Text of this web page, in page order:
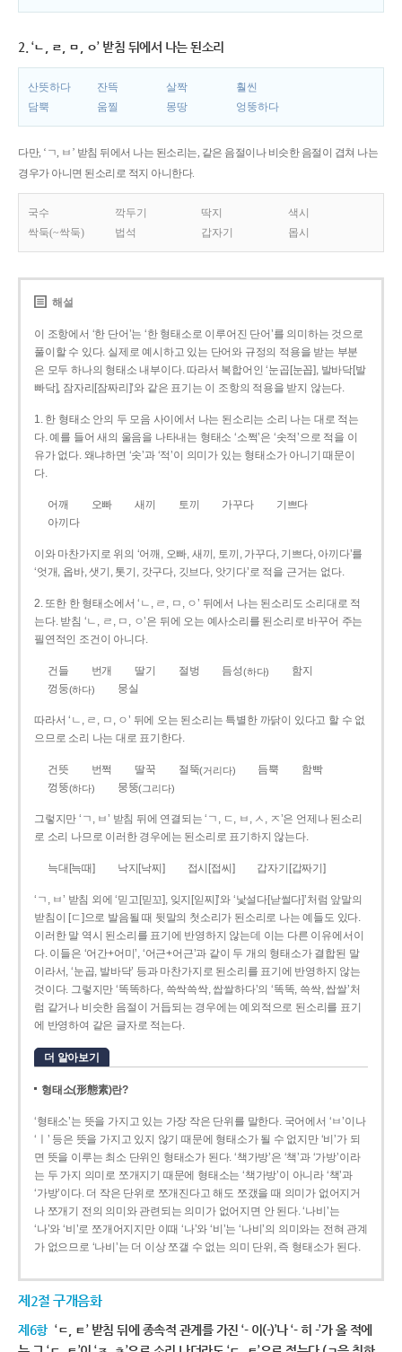
2. ‘ㄴ, ㄹ, ㅁ, ㅇ’ 받침 뒤에서 나는 된소리
산뜻하다 잔뜩 살짝
훨씬
담뿍
움찔 몽땅 엉뚱하다
다만, ‘ㄱ, ㅂ’ 받침 뒤에서 나는 된소리는, 같은 음절이나 비슷한 음절이 겹쳐 나는
경우가 아니면 된소리로 적지 아니한다.
국수 깍두기 딱지
색시
싹둑(~싹둑)
법석 갑자기 몹시
해설
이 조항에서 ‘한 단어’는 ‘한 형태소로 이루어진 단어’를 의미하는 것으로
풀이할 수 있다. 실제로 예시하고 있는 단어와 규정의 적용을 받는 부분
은 모두 하나의 형태소 내부이다. 따라서 복합어인 ‘눈곱[눈꼽], 발바닥[발
빠닥], 잠자리[잠짜리]’와 같은 표기는 이 조항의 적용을 받지 않는다.
1. 한 형태소 안의 두 모음 사이에서 나는 된소리는 소리 나는 대로 적는
다. 예를 들어 새의 울음을 나타내는 형태소 ‘소쩍’은 ‘솟적’으로 적을 이
유가 없다. 왜냐하면 ‘솟’과 ‘적’이 의미가 있는 형태소가 아니기 때문이
다.
어깨 오빠 새끼 토끼 가꾸다
기쁘다
아끼다
이와 마찬가지로 위의 ‘어깨, 오빠, 새끼, 토끼, 가꾸다, 기쁘다, 아끼다’를
‘엇개, 옵바, 샛기, 톳기, 갓구다, 깃브다, 앗기다’로 적을 근거는 없다.
2. 또한 한 형태소에서 ‘ㄴ, ㄹ, ㅁ, ㅇ’ 뒤에서 나는 된소리도 소리대로 적
는다. 받침 ‘ㄴ, ㄹ, ㅁ, ㅇ’은 뒤에 오는 예사소리를 된소리로 바꾸어 주는
필연적인 조건이 아니다.
건들 번개 딸기 절벙 듬성(하다)
함지
껑둥(하다) 뭉실
따라서 ‘ㄴ, ㄹ, ㅁ, ㅇ’ 뒤에 오는 된소리는 특별한 까닭이 있다고 할 수 없
으므로 소리 나는 대로 표기한다.
건뜻 번쩍 딸꾹 절뚝(거리다) 듬뿍
함빡
껑뚱(하다) 뭉뚱(그리다)
그렇지만 ‘ㄱ, ㅂ’ 받침 뒤에 연결되는 ‘ㄱ, ㄷ, ㅂ, ㅅ, ㅈ’은 언제나 된소리
로 소리 나므로 이러한 경우에는 된소리로 표기하지 않는다.
늑대[늑때] 낙지[낙찌] 접시[접씨] 갑자기[갑짜기]
‘ㄱ, ㅂ’ 받침 외에 ‘믿고[믿꼬], 잊지[읻찌]’와 ‘낯설다[낟썰다]’처럼 앞말의
받침이 [ㄷ]으로 발음될 때 뒷말의 첫소리가 된소리로 나는 예들도 있다.
이러한 말 역시 된소리를 표기에 반영하지 않는데 이는 다른 이유에서이
다. 이들은 ‘어간+어미’, ‘어근+어근’과 같이 두 개의 형태소가 결합된 말
이라서, ‘눈곱, 발바닥’ 등과 마찬가지로 된소리를 표기에 반영하지 않는
것이다. 그렇지만 ‘똑똑하다, 쓱싹쓱싹, 쌉쌀하다’의 ‘똑똑, 쓱싹, 쌉쌀’처
럼 같거나 비슷한 음절이 거듭되는 경우에는 예외적으로 된소리를 표기
에 반영하여 같은 글자로 적는다.
더 알아보기
형태소(形態素)란?
‘형태소’는 뜻을 가지고 있는 가장 작은 단위를 말한다. 국어에서 ‘ㅂ’이나
‘ㅣ’ 등은 뜻을 가지고 있지 않기 때문에 형태소가 될 수 없지만 ‘비’가 되
면 뜻을 이루는 최소 단위인 형태소가 된다. ‘책가방’은 ‘책’과 ‘가방’이라
는 두 가지 의미로 쪼개지기 때문에 형태소는 ‘책가방’이 아니라 ‘책’과
‘가방’이다. 더 작은 단위로 쪼개진다고 해도 쪼갰을 때 의미가 없어지거
나 쪼개기 전의 의미와 관련되는 의미가 없어지면 안 된다. ‘나비’는
‘나’와 ‘비’로 쪼개어지지만 이때 ‘나’와 ‘비’는 ‘나비’의 의미와는 전혀 관계
가 없으므로 ‘나비’는 더 이상 쪼갤 수 없는 의미 단위, 즉 형태소가 된다.
제2절 구개음화
제6항 ‘ㄷ, ㅌ’ 받침 뒤에 종속적 관계를 가진 ‘- 이(-)’나 ‘- 히 -’가 올 적에